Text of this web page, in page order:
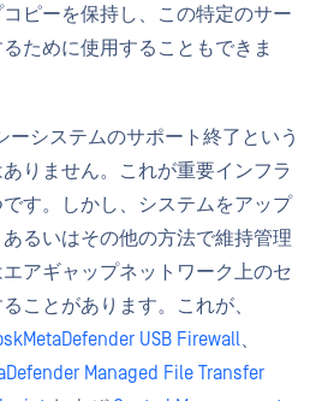
ピーを保持し、この特定のサー
ために使用することもできま
ーシステムのサポート終了という
りません。これが重要インフラ
す。しかし、システムをアップ
るいはその他の方法で維持管理
アギャップネットワーク上のセ
ことがあります。これが、
MetaDefender USB Firewall、
Managed File Transfer